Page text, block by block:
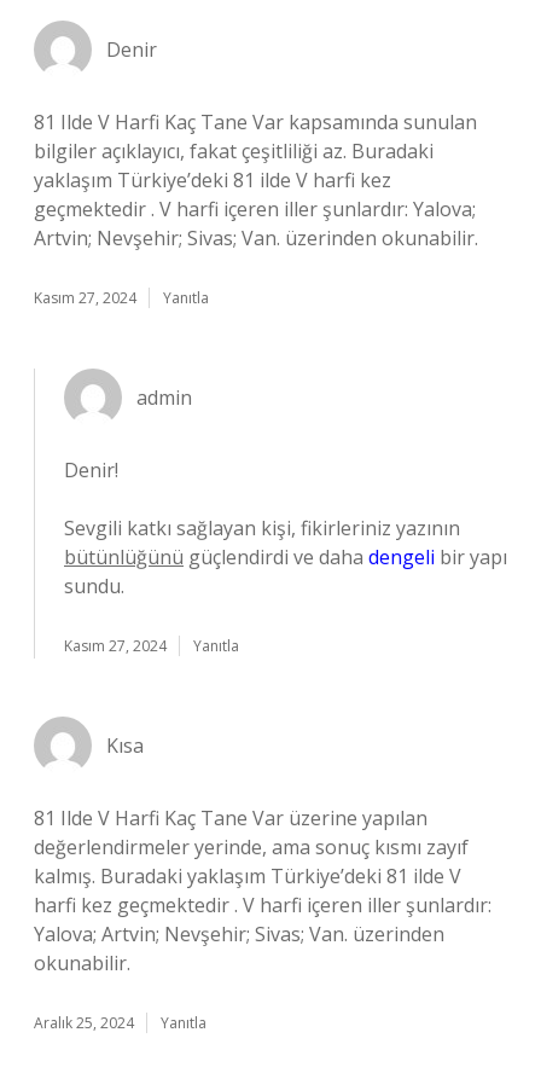
Denir
81 Ilde V Harfi Kaç Tane Var kapsamında sunulan
bilgiler açıklayıcı, fakat çeşitliliği az. Buradaki
yaklaşım Türkiye’deki 81 ilde V harfi kez
geçmektedir . V harfi içeren iller şunlardır: Yalova;
Artvin; Nevşehir; Sivas; Van. üzerinden okunabilir.
Kasım 27, 2024 Yanıtla
admin
Denir!
Sevgili katkı sağlayan kişi, fikirleriniz yazının
bütünlüğünü güçlendirdi ve daha dengeli bir yapı
sundu.
Kasım 27, 2024 Yanıtla
Kısa
81 Ilde V Harfi Kaç Tane Var üzerine yapılan
değerlendirmeler yerinde, ama sonuç kısmı zayıf
kalmış. Buradaki yaklaşım Türkiye’deki 81 ilde V
harfi kez geçmektedir . V harfi içeren iller şunlardır:
Yalova; Artvin; Nevşehir; Sivas; Van. üzerinden
okunabilir.
Aralık 25, 2024 Yanıtla